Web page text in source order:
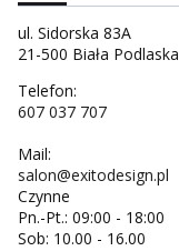
ul. Sidorska 83A
21-500 Biała Podlaska
Telefon:
607 037 707
Mail:
salon@exitodesign.pl
Czynne
Pn.-Pt.: 09:00 - 18:00
Sob: 10.00 - 16.00